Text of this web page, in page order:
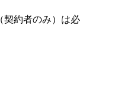
契約者のみ）は必